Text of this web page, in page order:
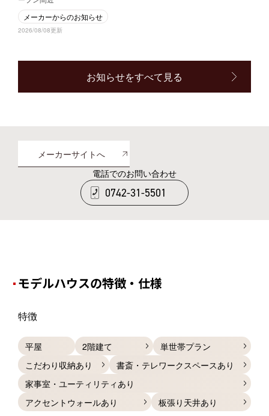
メーカーからのお知らせ
2026/08/08更新
お知らせをすべて見る
メーカーサイトへ
電話でのお問い合わせ
0742-31-5501
モデルハウスの特徴・仕様
特徴
平屋 2階建て
単世帯プラン
こだわり収納あり
書斎・テレワークスペースあり
家事室・ユーティリティあり
アクセントウォールあり
板張り天井あり